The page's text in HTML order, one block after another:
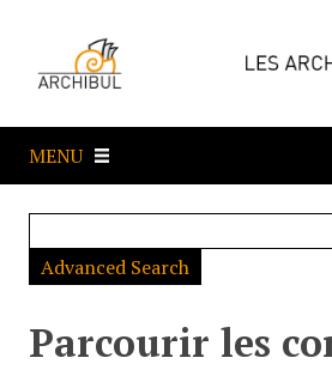
e
a
MENU
Advanced Search
Parcourir les